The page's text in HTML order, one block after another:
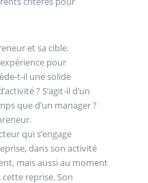
et sa cible.
pour
t-il une solide
? S’agit-il d’un
que d’un manager ?
qui s’engage
dans son activité
mais aussi au moment
reprise. Son